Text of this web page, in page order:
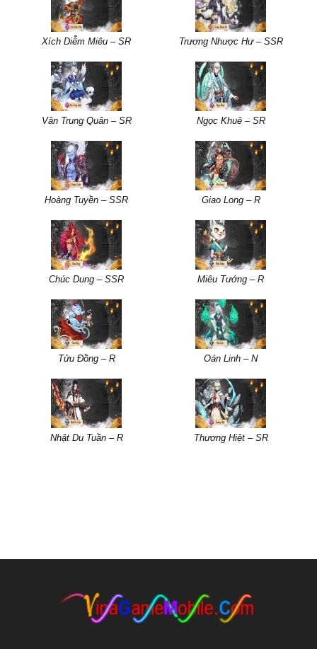
Xích Diễm Miêu – SR Trương Nhược Hư – SSR
Vân Trung Quân – SR Ngọc Khuê – SR
Hoàng Tuyền – SSR Giao Long – R
Chúc Dung – SSR Miêu Tướng – R
Tửu Đồng – R Oán Linh – N
Nhật Du Tuần – R Thương Hiệt – SR